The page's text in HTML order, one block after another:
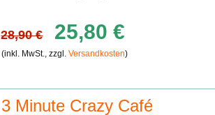
28,90 € 25,80 €
(inkl. MwSt., zzgl.Versandkosten)
3 Minute Crazy Café